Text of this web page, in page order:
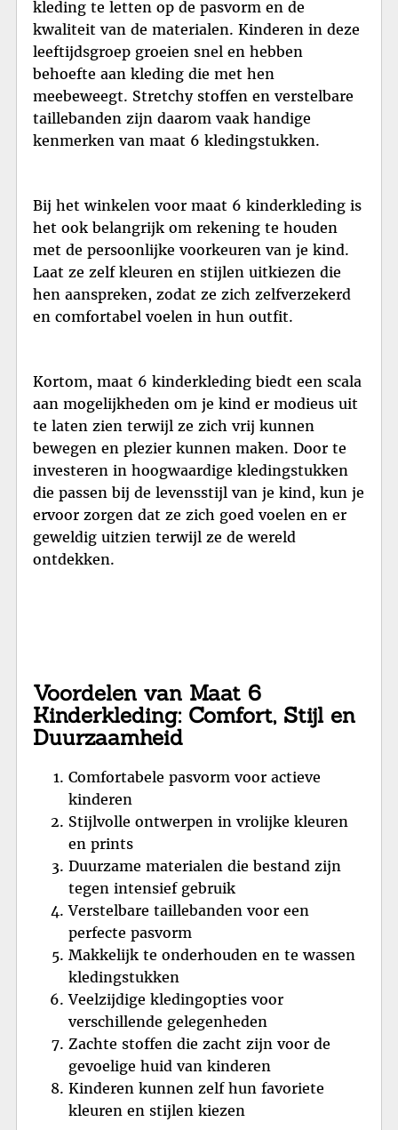
kleding te letten op de pasvorm en de
kwaliteit van de materialen. Kinderen in deze
leeftijdsgroep groeien snel en hebben
behoefte aan kleding die met hen
meebeweegt. Stretchy stoffen en verstelbare
taillebanden zijn daarom vaak handige
kenmerken van maat 6 kledingstukken.
Bij het winkelen voor maat 6 kinderkleding is
het ook belangrijk om rekening te houden
met de persoonlijke voorkeuren van je kind.
Laat ze zelf kleuren en stijlen uitkiezen die
hen aanspreken, zodat ze zich zelfverzekerd
en comfortabel voelen in hun outfit.
Kortom, maat 6 kinderkleding biedt een scala
aan mogelijkheden om je kind er modieus uit
te laten zien terwijl ze zich vrij kunnen
bewegen en plezier kunnen maken. Door te
investeren in hoogwaardige kledingstukken
die passen bij de levensstijl van je kind, kun je
ervoor zorgen dat ze zich goed voelen en er
geweldig uitzien terwijl ze de wereld
ontdekken.
Voordelen van Maat 6
Kinderkleding: Comfort, Stijl en
Duurzaamheid
Comfortabele pasvorm voor actieve
kinderen
Stijlvolle ontwerpen in vrolijke kleuren
en prints
Duurzame materialen die bestand zijn
tegen intensief gebruik
Verstelbare taillebanden voor een
perfecte pasvorm
Makkelijk te onderhouden en te wassen
kledingstukken
Veelzijdige kledingopties voor
verschillende gelegenheden
Zachte stoffen die zacht zijn voor de
gevoelige huid van kinderen
Kinderen kunnen zelf hun favoriete
kleuren en stijlen kiezen